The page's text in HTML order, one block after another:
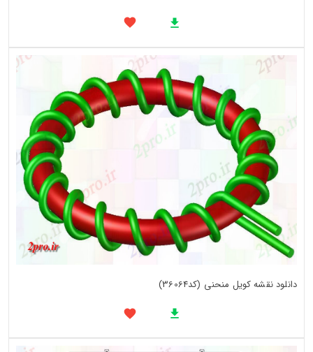
دانلود نقشه کویل منحنی (کد36064)